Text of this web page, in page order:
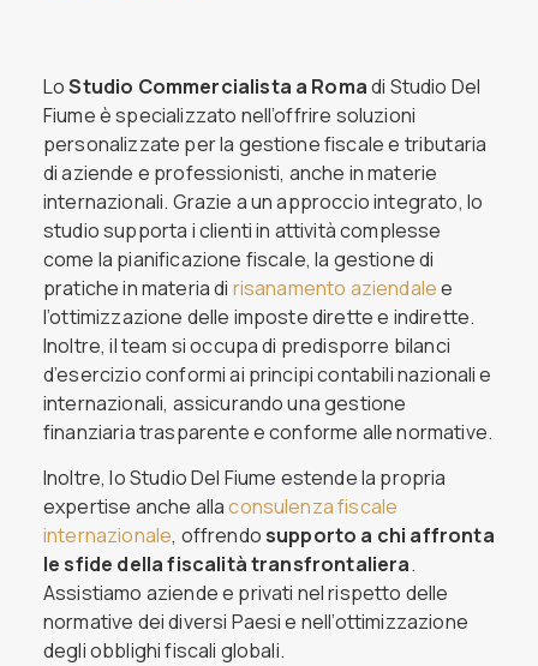
LoStudio Commercialista a Romadi Studio Del
Fiume è specializzato nell’offrire soluzioni
personalizzate per la gestione fiscale e tributaria
di aziende e professionisti, anche in materie
internazionali. Grazie a un approccio integrato, lo
studio supporta i clienti in attività complesse
come la pianificazione fiscale, la gestione di
pratiche in materia di risanamento aziendalee
l’ottimizzazione delle imposte dirette e indirette.
Inoltre, il team si occupa di predisporre bilanci
d’esercizio conformi ai principi contabili nazionali e
internazionali, assicurando una gestione
finanziaria trasparente e conforme alle normative.
Inoltre, lo Studio Del Fiume estende la propria
expertise anche allaconsulenza fiscale
internazionale, offrendo supporto a chi affronta
le sfide della fiscalità transfrontaliera.
Assistiamo aziende e privati nel rispetto delle
normative dei diversi Paesi e nell’ottimizzazione
degli obblighi fiscali globali.